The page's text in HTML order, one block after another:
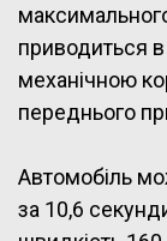
приводиться
механічною
переднього
Автомобіль
за 10,6